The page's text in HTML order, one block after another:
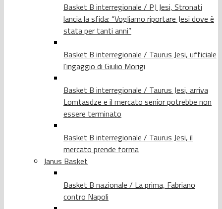
Basket B interregionale / PJ Jesi, Stronati
lancia la sfida: “Vogliamo riportare Jesi dove è
stata per tanti anni”
Basket B interregionale / Taurus Jesi, ufficiale
l’ingaggio di Giulio Morigi
Basket B interregionale / Taurus Jesi, arriva
Lomtasdze e il mercato senior potrebbe non
essere terminato
Basket B interregionale / Taurus Jesi, il
mercato prende forma
Janus Basket
Basket B nazionale / La prima, Fabriano
contro Napoli